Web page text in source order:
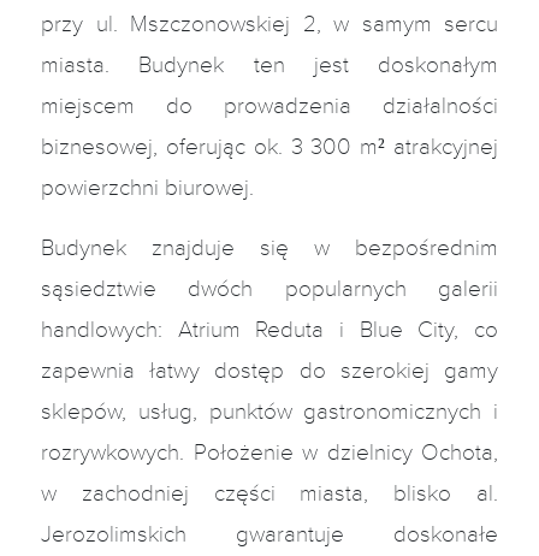
przy ul. Mszczonowskiej 2, w samym sercu
miasta. Budynek ten jest doskonałym
miejscem do prowadzenia działalności
biznesowej, oferując ok. 3 300 m² atrakcyjnej
powierzchni biurowej.
Budynek znajduje się w bezpośrednim
sąsiedztwie dwóch popularnych galerii
handlowych: Atrium Reduta i Blue City, co
zapewnia łatwy dostęp do szerokiej gamy
sklepów, usług, punktów gastronomicznych i
rozrywkowych. Położenie w dzielnicy Ochota,
w zachodniej części miasta, blisko al.
Jerozolimskich gwarantuje doskonałe